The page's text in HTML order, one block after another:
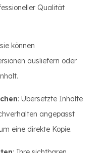
Qualität
können
ausliefern oder
: Übersetzte Inhalte
angepasst
eine direkte Kopie.